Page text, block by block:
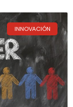
INNOVACIÓN